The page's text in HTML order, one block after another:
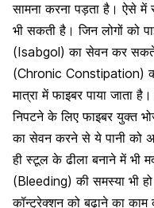
सामना करना पड़ता है। ऐसे
भी सकती है। जिन लोगों को
(Isabgol) का सेवन कर सकते
(Chronic Constipation)
मात्रा में फाइबर पाया जाता
निपटने के लिए फाइबर युक्त
का सेवन करने से ये पानी को
ही स्टूल के ढीला बनाने में भी
(Bleeding) की समस्या भी
कॉन्ट्रेक्शन को बढ़ाने का